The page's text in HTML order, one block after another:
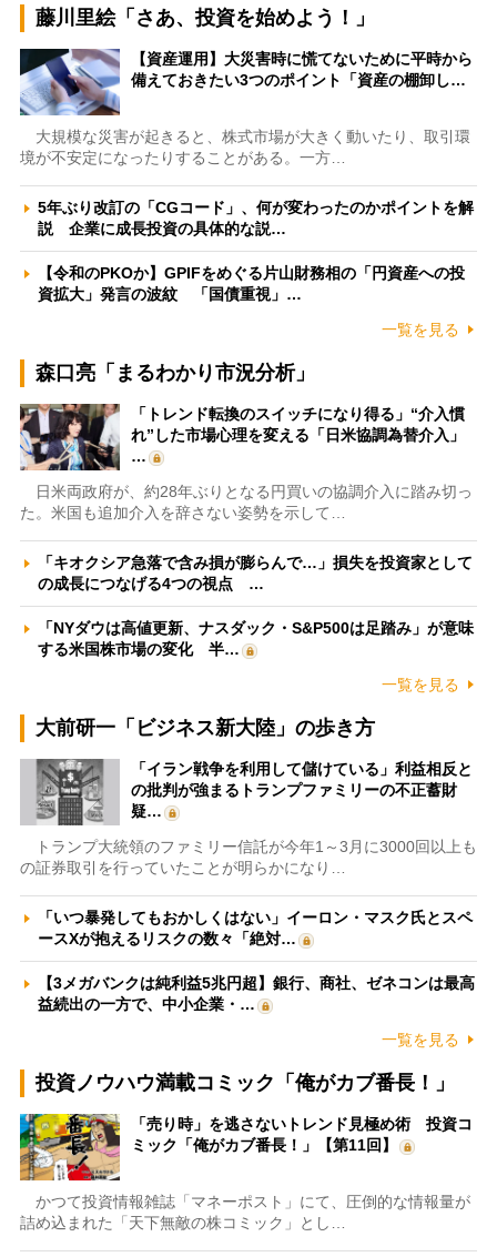
藤川里絵「さあ、投資を始めよう！」
【資産運用】大災害時に慌てないために平時から
備えておきたい3つのポイント「資産の棚卸し…
大規模な災害が起きると、株式市場が大きく動いたり、取引環
境が不安定になったりすることがある。一方…
5年ぶり改訂の「CGコード」、何が変わったのかポイントを解
説 企業に成長投資の具体的な説…
【令和のPKOか】GPIFをめぐる片山財務相の「円資産への投
資拡大」発言の波紋 「国債重視」…
一覧を見る
森口亮「まるわかり市況分析」
「トレンド転換のスイッチになり得る」“介入慣
れ”した市場心理を変える「日米協調為替介入」
…
日米両政府が、約28年ぶりとなる円買いの協調介入に踏み切っ
た。米国も追加介入を辞さない姿勢を示して…
「キオクシア急落で含み損が膨らんで…」損失を投資家として
の成長につなげる4つの視点 …
「NYダウは高値更新、ナスダック・S&P500は足踏み」が意味
する米国株市場の変化 半…
一覧を見る
大前研一「ビジネス新大陸」の歩き方
「イラン戦争を利用して儲けている」利益相反と
の批判が強まるトランプファミリーの不正蓄財
疑…
トランプ大統領のファミリー信託が今年1～3月に3000回以上も
の証券取引を行っていたことが明らかになり…
「いつ暴発してもおかしくはない」イーロン・マスク氏とスペ
ースXが抱えるリスクの数々「絶対…
【3メガバンクは純利益5兆円超】銀行、商社、ゼネコンは最高
益続出の一方で、中小企業・…
一覧を見る
投資ノウハウ満載コミック「俺がカブ番長！」
「売り時」を逃さないトレンド見極め術 投資コ
ミック「俺がカブ番長！」【第11回】
かつて投資情報雑誌「マネーポスト」にて、圧倒的な情報量が
詰め込まれた「天下無敵の株コミック」とし…